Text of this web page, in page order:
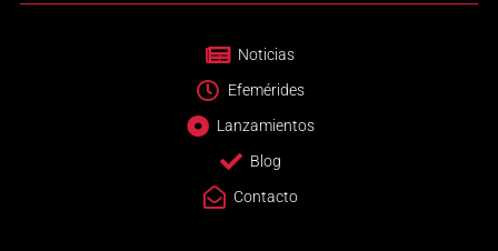
Noticias
Efemérides
Lanzamientos
Blog
Contacto